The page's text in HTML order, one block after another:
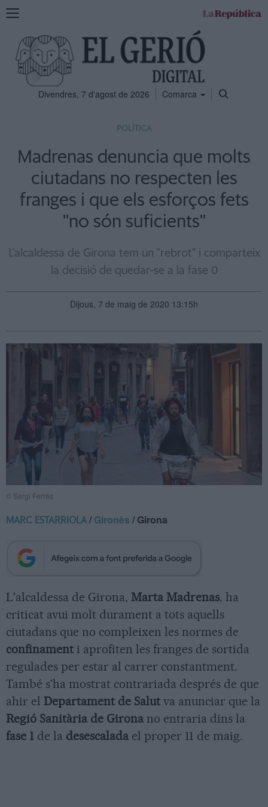
Mostra
navegació
Divendres, 7 d'agost de 2026 Comarca
POLÍTICA
Madrenas denuncia que molts
ciutadans no respecten les
franges i que els esforços fets
''no són suficients''
L'alcaldessa de Girona tem un "rebrot" i comparteix
la decisió de quedar-se a la fase 0
Dijous, 7 de maig de 2020 13:15h
© Sergi Ferrés
MARC ESTARRIOLA/Gironès / Girona
L'alcaldessa de Girona, Marta Madrenas, ha
criticat avui molt durament a tots aquells
ciutadans que no compleixen les normes de
confinament i aprofiten les franges de sortida
regulades per estar al carrer constantment.
També s'ha mostrat contrariada després de que
ahir el Departament de Salut va anunciar que la
Regió Sanitària de Girona no entraria dins la
fase 1 de la desescalada el proper 11 de maig.